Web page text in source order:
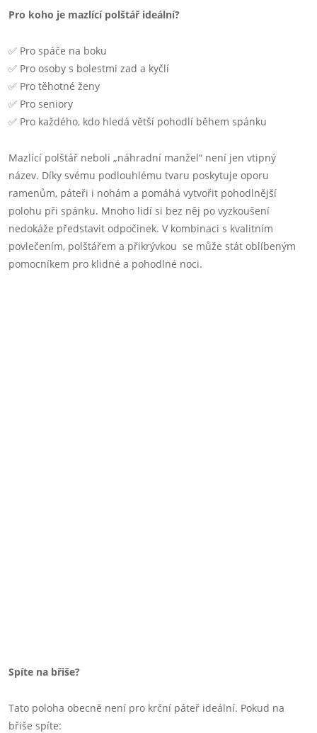
Pro koho je mazlící polštář ideální?
✅ Pro spáče na boku
✅ Pro osoby s bolestmi zad a kyčlí
✅ Pro těhotné ženy
✅ Pro seniory
✅ Pro každého, kdo hledá větší pohodlí během spánku
Mazlící polštář neboli „náhradní manžel“ není jen vtipný
název. Díky svému podlouhlému tvaru poskytuje oporu
ramenům, páteři i nohám a pomáhá vytvořit pohodlnější
polohu při spánku. Mnoho lidí si bez něj po vyzkoušení
nedokáže představit odpočinek. V kombinaci s kvalitním
povlečením, polštářem a přikrývkou se může stát oblíbeným
pomocníkem pro klidné a pohodlné noci.
Spíte na břiše?
Tato poloha obecně není pro krční páteř ideální. Pokud na
břiše spíte: